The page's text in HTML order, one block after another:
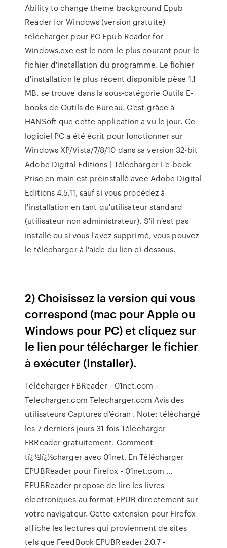
Ability to change theme background Epub
Reader for Windows (version gratuite)
télécharger pour PC Epub Reader for
Windows.exe est le nom le plus courant pour le
fichier d'installation du programme. Le fichier
d'installation le plus récent disponible pèse 1.1
MB. se trouve dans la sous-catégorie Outils E-
books de Outils de Bureau. C'est grâce à
HANSoft que cette application a vu le jour. Ce
logiciel PC a été écrit pour fonctionner sur
Windows XP/Vista/7/8/10 dans sa version 32-bit
Adobe Digital Editions | Télécharger L'e-book
Prise en main est préinstallé avec Adobe Digital
Editions 4.5.11, sauf si vous procédez à
l'installation en tant qu'utilisateur standard
(utilisateur non administrateur). S'il n'est pas
installé ou si vous l'avez supprimé, vous pouvez
le télécharger à l'aide du lien ci-dessous.
2) Choisissez la version qui vous
correspond (mac pour Apple ou
Windows pour PC) et cliquez sur
le lien pour télécharger le fichier
à exécuter (Installer).
Télécharger FBReader - 01net.com -
Telecharger.com Telecharger.com Avis des
utilisateurs Captures d'écran . Note: téléchargé
les 7 derniers jours 31 fois Télécharger
FBReader gratuitement. Comment
tï¿½lï¿½charger avec 01net. En Télécharger
EPUBReader pour Firefox - 01net.com ...
EPUBReader propose de lire les livres
électroniques au format EPUB directement sur
votre navigateur. Cette extension pour Firefox
affiche les lectures qui proviennent de sites
tels que FeedBook EPUBReader 2.0.7 -